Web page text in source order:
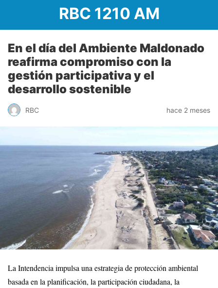
RBC 1210 AM
En el día del Ambiente Maldonado
reafirma compromiso con la
gestión participativa y el
desarrollo sostenible
RBC hace 2 meses
La Intendencia impulsa una estrategia de protección ambiental
basada en la planificación, la participación ciudadana, la